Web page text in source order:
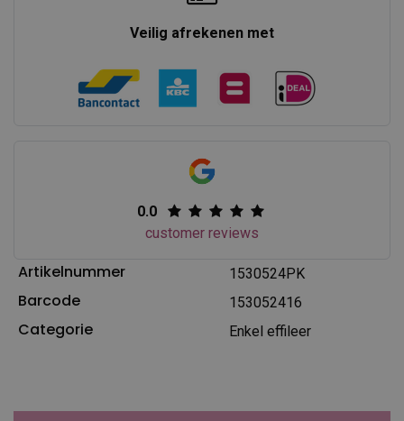
Veilig afrekenen met
0.0
customer reviews
Artikelnummer 1530524PK
Barcode 153052416
Categorie Enkel effileer